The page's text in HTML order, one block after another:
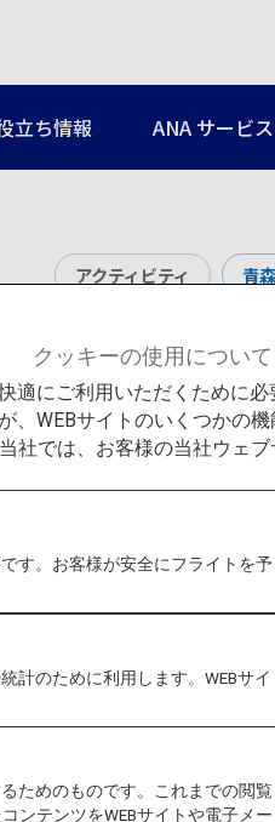
立ち情報 ANA サービス
アクティビティ 青森
瀬渓流・
クッキーの使用について
適にご利用いただくために
、WEBサイトのいくつかの
社では、お客様の当社ウェ
す。お客様が安全にフライトを予
計のために利用します。WEBサイ
ためのものです。これまでの閲覧
ンテンツをWEBサイトや電子メー